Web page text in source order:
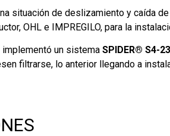
situación de deslizamiento y caída
OHL e IMPREGILO, para la
un sistema SPIDER® S4-
filtrarse, lo anterior llegando a